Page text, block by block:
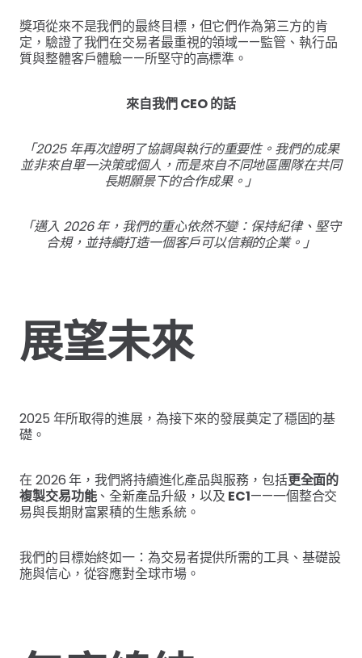
獎項從來不是我們的最終目標，但它們作為第三方的肯
定，驗證了我們在交易者最重視的領域——監管、執行品
質與整體客戶體驗——所堅守的高標準。
來自我們 CEO 的話
「2025 年再次證明了協調與執行的重要性。我們的成果
並非來自單一決策或個人，而是來自不同地區團隊在共同
長期願景下的合作成果。」
「邁入 2026 年，我們的重心依然不變：保持紀律、堅守
合規，並持續打造一個客戶可以信賴的企業。」
展望未來
2025 年所取得的進展，為接下來的發展奠定了穩固的基
礎。
在 2026 年，我們將持續進化產品與服務，包括更全面的
複製交易功能、全新產品升級，以及EC1——一個整合交
易與長期財富累積的生態系統。
我們的目標始終如一：為交易者提供所需的工具、基礎設
施與信心，從容應對全球市場。